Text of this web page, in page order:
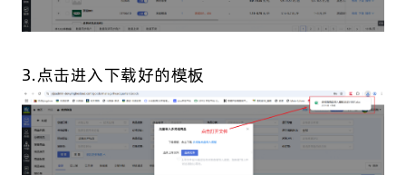
3.点击进入下载好的模板